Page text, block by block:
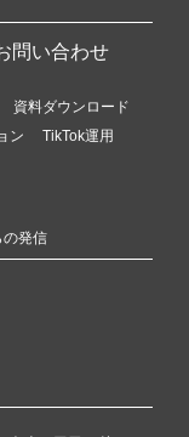
問い合わせ
資料ダウンロード
ン
TikTok運用
の発信